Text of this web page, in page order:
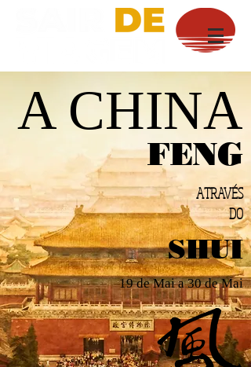
A CHINA
FENG
ATRAVÉS
DO
SHUI
19 de Mai a 30 de Mai